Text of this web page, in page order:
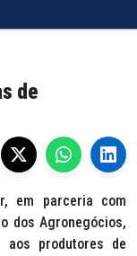
de
em parceria com
dos Agronegócios,
aos produtores de